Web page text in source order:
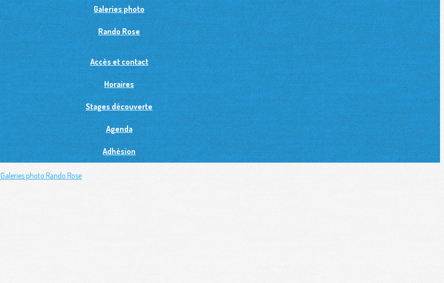
Galeries photo
Rando Rose
Accès et contact
Horaires
Stages découverte
Agenda
Adhésion
Galeries photo Rando Rose